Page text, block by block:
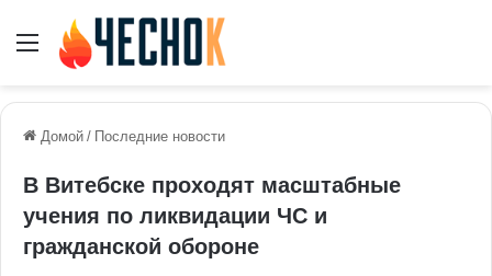
Меню
Домой / Последние новости
В Витебске проходят масштабные
учения по ликвидации ЧС и
гражданской обороне